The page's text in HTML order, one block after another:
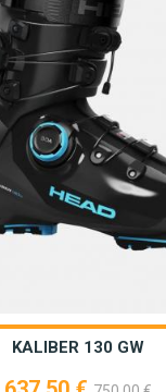
KALIBER 130 GW